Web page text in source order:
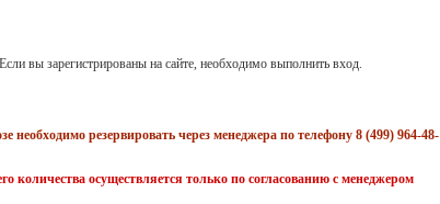
вы зарегистрированы на сайте, необходимо выполнить вход.
резервировать через менеджера по телефону 8 (499) 964-48-
осуществляется только по согласованию с менеджером